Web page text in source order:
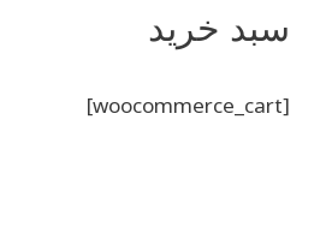
سبد خرید
[woocommerce_cart]